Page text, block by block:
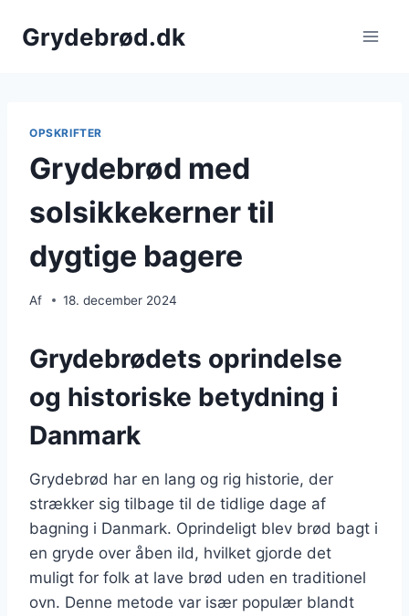
Grydebrød.dk
OPSKRIFTER
Grydebrød med
solsikkekerner til
dygtige bagere
Af 18. december 2024
Grydebrødets oprindelse
og historiske betydning i
Danmark
Grydebrød har en lang og rig historie, der
strækker sig tilbage til de tidlige dage af
bagning i Danmark. Oprindeligt blev brød bagt i
en gryde over åben ild, hvilket gjorde det
muligt for folk at lave brød uden en traditionel
ovn. Denne metode var især populær blandt